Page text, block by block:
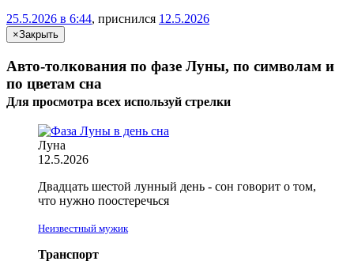
25.5.2026 в 6:44, приснился 12.5.2026
×Закрыть
Авто-толкования по фазе Луны, по символам и
по цветам сна
Для просмотра всех используй стрелки
Луна
12.5.2026
Двадцать шестой лунный день - сон говорит о том,
что нужно поостеречься
Неизвестный мужик
Транспорт